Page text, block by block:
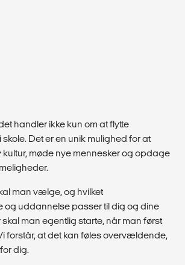
handler ikke kun om at flytte
Det er en unik mulighed for at
kultur, møde nye mennesker og opdage
man vælge, og hvilket
og uddannelse passer til dig og dine
man egentlig starte, når man først
forstår, at det kan føles overvældende,
dig.